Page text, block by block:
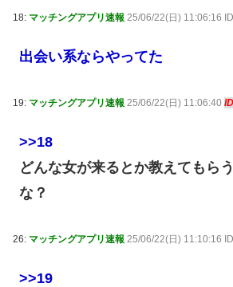
18: マッチングアプリ速報 25/06/22(日) 11:06:16
出会い系ならやってた
19: マッチングアプリ速報 25/06/22(日) 11:06:40
>>18
どんな女が来るとか教えてもら
な？
26: マッチングアプリ速報 25/06/22(日) 11:10:16
>>19